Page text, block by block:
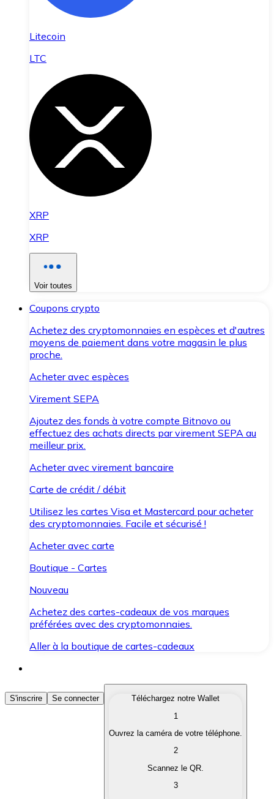
Litecoin
LTC
XRP
XRP
Voir toutes
Coupons crypto
Achetez des cryptomonnaies en espèces et d'autres
moyens de paiement dans votre magasin le plus
proche.
Acheter avec espèces
Virement SEPA
Ajoutez des fonds à votre compte Bitnovo ou
effectuez des achats directs par virement SEPA au
meilleur prix.
Acheter avec virement bancaire
Carte de crédit / débit
Utilisez les cartes Visa et Mastercard pour acheter
des cryptomonnaies. Facile et sécurisé !
Acheter avec carte
Boutique - Cartes
Nouveau
Achetez des cartes-cadeaux de vos marques
préférées avec des cryptomonnaies.
Aller à la boutique de cartes-cadeaux
Acheter des Cryptomonnaies
Achetez les cryptomonnaies qui vous intéressent
Convertissez vos cryptomonnaies en monnaie
S'inscrire Se connecter
Téléchargez notre Wallet
1
Ouvrez la caméra de votre téléphone.
2
Scannez le QR.
3